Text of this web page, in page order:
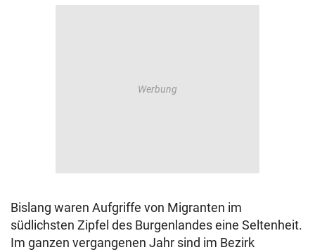
Bislang waren Aufgriffe von Migranten im
südlichsten Zipfel des Burgenlandes eine Seltenheit.
Im ganzen vergangenen Jahr sind im Bezirk